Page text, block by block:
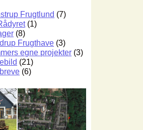
Frugtlund (7)
(1)
(8)
Frugthave (3)
egne projekter (3)
(21)
(6)